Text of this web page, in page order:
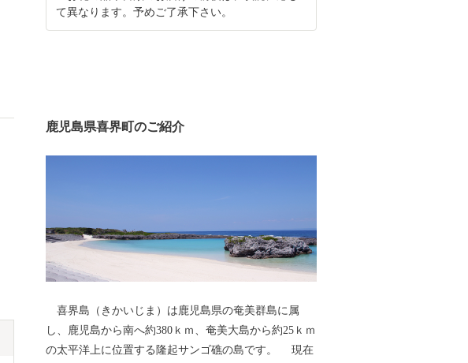
て異なります。予めご了承下さい。
鹿児島県喜界町のご紹介
喜界島（きかいじま）は鹿児島県の奄美群島に属
し、鹿児島から南へ約380ｋｍ、奄美大島から約25ｋｍ
の太平洋上に位置する隆起サンゴ礁の島です。 現在